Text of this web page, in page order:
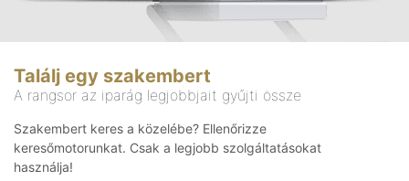
Találj egy szakembert
A rangsor az iparág legjobbjait gyűjti össze
Szakembert keres a közelébe? Ellenőrizze
keresőmotorunkat. Csak a legjobb szolgáltatásokat
használja!